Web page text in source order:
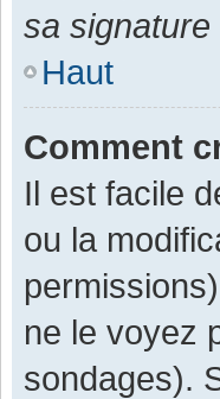
sa signature
Haut
Comment
Il est facile
ou la
ne le voyez
sondages).